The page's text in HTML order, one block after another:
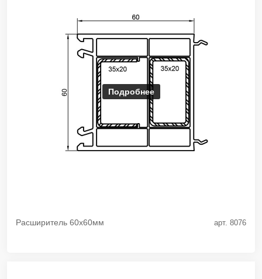
Подробнее
Расширитель 60х60мм арт. 8076